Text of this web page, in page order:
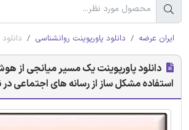
ایران عرضه دانلود پاورپوینت روانشناسی
دانلود پاورپوینت یک مسیر میانجی از
استفاده مشکل ساز از رسانه های اجتماعی در